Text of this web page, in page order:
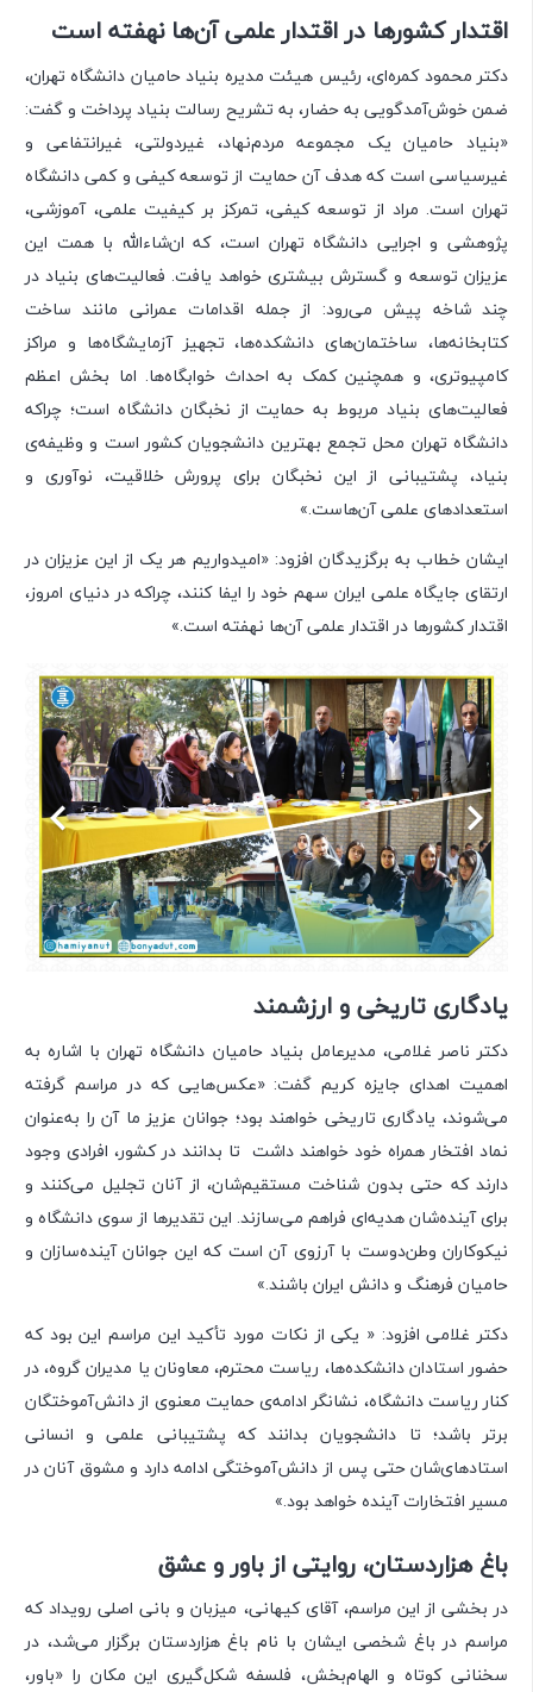
اقتدار کشورها در اقتدار علمی آن‌ها نهفته است
دکتر محمود کمره‌ای، رئیس هیئت مدیره بنیاد حامیان دانشگاه تهران،
ضمن خوش‌آمدگویی به حضار، به تشریح رسالت بنیاد پرداخت و گفت:
«بنیاد حامیان یک مجموعه مردم‌نهاد، غیردولتی، غیرانتفاعی و
غیرسیاسی است که هدف آن حمایت از توسعه کیفی و کمی دانشگاه
تهران است. مراد از توسعه کیفی، تمرکز بر کیفیت علمی، آموزشی،
پژوهشی و اجرایی دانشگاه تهران است، که ان‌شاءالله با همت این
عزیزان توسعه و گسترش بیشتری خواهد یافت. فعالیت‌های بنیاد در
چند شاخه پیش می‌رود: از جمله اقدامات عمرانی مانند ساخت
کتابخانه‌ها، ساختمان‌های دانشکده‌ها، تجهیز آزمایشگاه‌ها و مراکز
کامپیوتری، و همچنین کمک به احداث خوابگاه‌ها. اما بخش اعظم
فعالیت‌های بنیاد مربوط به حمایت از نخبگان دانشگاه است؛ چراکه
دانشگاه تهران محل تجمع بهترین دانشجویان کشور است و وظیفه‌ی
بنیاد، پشتیبانی از این نخبگان برای پرورش خلاقیت، نوآوری و
استعدادهای علمی آن‌هاست.»
ایشان خطاب به برگزیدگان افزود: «امیدواریم هر یک از این عزیزان در
ارتقای جایگاه علمی ایران سهم خود را ایفا کنند، چراکه در دنیای امروز،
اقتدار کشورها در اقتدار علمی آن‌ها نهفته است.»
یادگاری تاریخی و ارزشمند
دکتر ناصر غلامی، مدیرعامل بنیاد حامیان دانشگاه تهران با اشاره به
اهمیت اهدای جایزه کریم گفت:‌ «عکس‌هایی که در مراسم گرفته
می‌شوند، یادگاری تاریخی خواهند بود؛ جوانان عزیز ما آن را به‌عنوان
نماد افتخار همراه خود خواهند داشت تا بدانند در کشور، افرادی وجود
دارند که حتی بدون شناخت مستقیم‌شان، از آنان تجلیل می‌کنند و
برای آینده‌شان هدیه‌ای فراهم می‌سازند. این تقدیرها از سوی دانشگاه و
نیکوکاران وطن‌دوست با آرزوی آن است که این جوانان آینده‌سازان و
حامیان فرهنگ و دانش ایران باشند.»
دکتر غلامی افزود:‌ « یکی از نکات مورد تأکید این مراسم این بود که
حضور استادان دانشکده‌ها، ریاست محترم، معاونان یا مدیران گروه،‌ در
کنار ریاست دانشگاه، نشانگر ادامه‌ی حمایت معنوی از دانش‌آموختگان
برتر باشد؛ تا دانشجویان بدانند که پشتیبانی علمی و انسانی
استادهای‌شان حتی پس از دانش‌آموختگی ادامه دارد و مشوق آنان در
مسیر افتخارات آینده خواهد بود.»
باغ هزاردستان، روایتی از باور و عشق
در بخشی از این مراسم، آقای کیهانی، میزبان و بانی اصلی رویداد که
مراسم در باغ شخصی ایشان با نام باغ هزاردستان برگزار می‌شد، در
سخنانی کوتاه و الهام‌بخش، فلسفه شکل‌گیری این مکان را «باور،